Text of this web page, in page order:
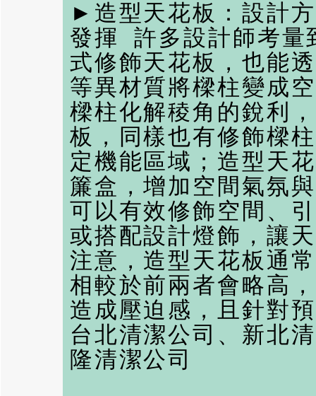
►造型天花板：設計
發揮 許多設計師考量
式修飾天花板，也能
等異材質將樑柱變成
樑柱化解稜角的銳利
板，同樣也有修飾樑
定機能區域；造型天
簾盒，增加空間氣氛
可以有效修飾空間、
或搭配設計燈飾，讓
注意，造型天花板通
相較於前兩者會略高
造成壓迫感，且針對
台北清潔公司 、 新北
隆清潔公司